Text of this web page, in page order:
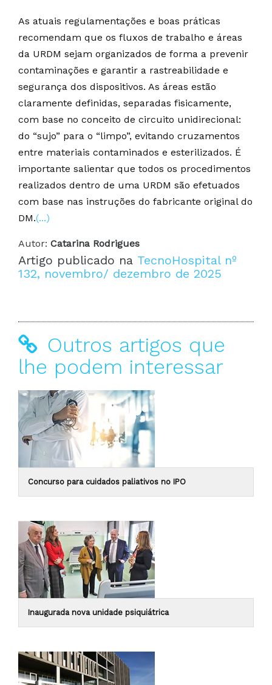
As atuais regulamentações e boas práticas
recomendam que os fluxos de trabalho e áreas
da URDM sejam organizados de forma a prevenir
contaminações e garantir a rastreabilidade e
segurança dos dispositivos. As áreas estão
claramente definidas, separadas fisicamente,
com base no conceito de circuito unidirecional:
do “sujo” para o “limpo”, evitando cruzamentos
entre materiais contaminados e esterilizados. É
importante salientar que todos os procedimentos
realizados dentro de uma URDM são efetuados
com base nas instruções do fabricante original do
DM.(...)
Autor: Catarina Rodrigues
Artigo publicado na TecnoHospital nº
132, novembro/ dezembro de 2025
Outros artigos que
lhe podem interessar
Concurso para cuidados paliativos no IPO
Inaugurada nova unidade psiquiátrica